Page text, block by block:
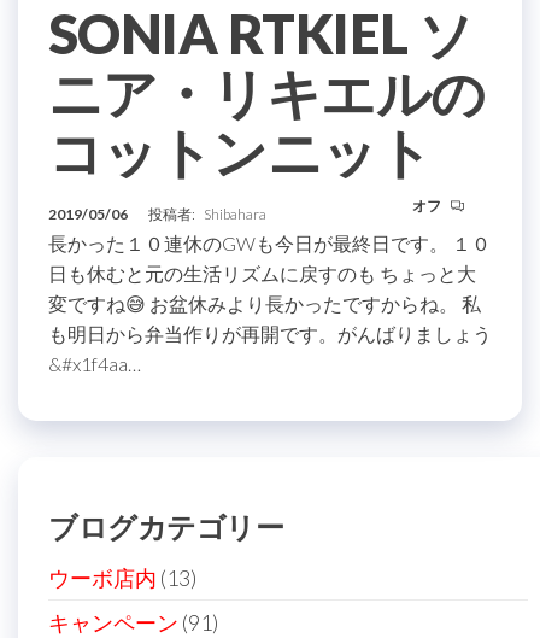
SONIA RTKIEL ソ
ニア・リキエルの
コットンニット
2019/05/06 投稿者: Shibahara オフ
長かった１０連休のGWも今日が最終日です。 １０
日も休むと元の生活リズムに戻すのも ちょっと大
変ですね😅 お盆休みより長かったですからね。 私
も明日から弁当作りが再開です。がんばりましょう
&#x1f4aa…
ブログカテゴリー
ウーボ店内 (13)
キャンペーン (91)